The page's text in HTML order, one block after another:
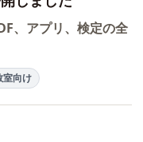
、アプリ、検定の全
室向け